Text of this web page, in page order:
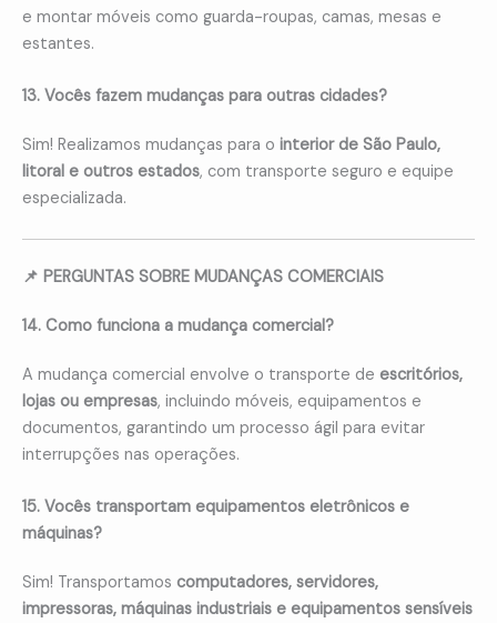
e montar móveis como guarda-roupas, camas, mesas e
estantes.
13. Vocês fazem mudanças para outras cidades?
Sim! Realizamos mudanças para o interior de São Paulo,
litoral e outros estados, com transporte seguro e equipe
especializada.
📌 PERGUNTAS SOBRE MUDANÇAS COMERCIAIS
14. Como funciona a mudança comercial?
A mudança comercial envolve o transporte de escritórios,
lojas ou empresas, incluindo móveis, equipamentos e
documentos, garantindo um processo ágil para evitar
interrupções nas operações.
15. Vocês transportam equipamentos eletrônicos e
máquinas?
Sim! Transportamos computadores, servidores,
impressoras, máquinas industriais e equipamentos sensíveis